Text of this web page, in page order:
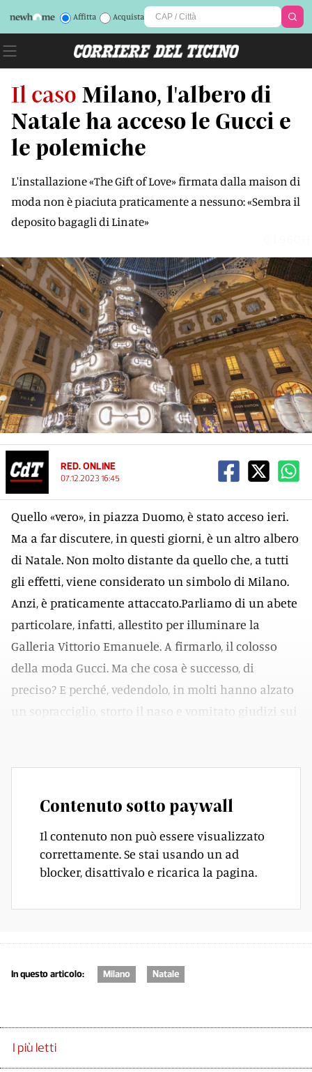
Affitta Acquista
Il caso Milano, l'albero di
Natale ha acceso le Gucci e
le polemiche
L'installazione «The Gift of Love» firmata dalla maison di
moda non è piaciuta praticamente a nessuno: «Sembra il
deposito bagagli di Linate»
RED. ONLINE
07.12.2023 16:45
Quello «vero», in piazza Duomo, è stato acceso ieri.
Ma a far discutere, in questi giorni, è un altro albero
di Natale. Non molto distante da quello che, a tutti
gli effetti, viene considerato un simbolo di Milano.
Anzi, è praticamente attaccato.Parliamo di un abete
particolare, infatti, allestito per illuminare la
Galleria Vittorio Emanuele. A firmarlo, il colosso
della moda Gucci. Ma che cosa è successo, di
preciso? E perché, vedendolo, in molti hanno alzato
un sopracciglio, storto il naso e vomitato giudizi sui
Contenuto sotto paywall
Il contenuto non può essere visualizzato
correttamente. Se stai usando un ad
blocker, disattivalo e ricarica la pagina.
In questo articolo: Milano Natale
I più letti